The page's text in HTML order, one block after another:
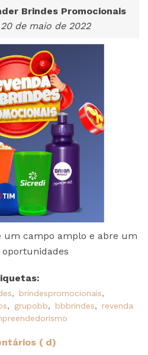
Brindes Promocionais
de maio de 2022
um campo amplo e abre um
, brindespromocionais,
, grupobb, bbbrindes,
revenda
( d)